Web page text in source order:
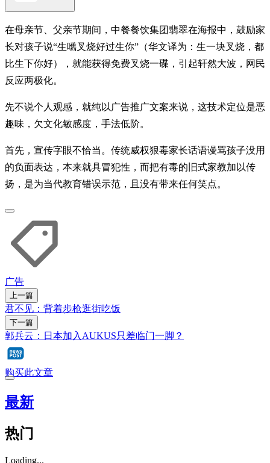
在母亲节、父亲节期间，中餐餐饮集团翡翠在海报中，鼓励家
长对孩子说“生嚿叉烧好过生你”（华文译为：生一块叉烧，都
比生下你好），就能获得免费叉烧一碟，引起轩然大波，网民
反应两极化。
先不说个人观感，就纯以广告推广文案来说，这技术定位是恶
趣味，欠文化敏感度，手法低阶。
首先，宣传字眼不恰当。传统威权狠毒家长话语谩骂孩子没用
的负面表达，本来就具冒犯性，而把有毒的旧式家教加以传
扬，是为当代教育错误示范，且没有带来任何笑点。
广告
上一篇
君不见：背着步枪逛街吃饭
下一篇
郭兵云：日本加入AUKUS只差临门一脚？
购买此文章
最新
热门
Loading...